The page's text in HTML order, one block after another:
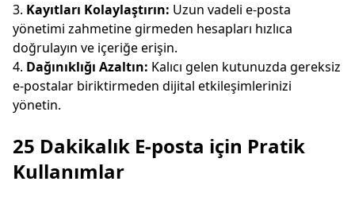
Kayıtları Kolaylaştırın: Uzun vadeli e-posta
yönetimi zahmetine girmeden hesapları hızlıca
doğrulayın ve içeriğe erişin.
Dağınıklığı Azaltın: Kalıcı gelen kutunuzda gereksiz
e-postalar biriktirmeden dijital etkileşimlerinizi
yönetin.
25 Dakikalık E-posta için Pratik
Kullanımlar